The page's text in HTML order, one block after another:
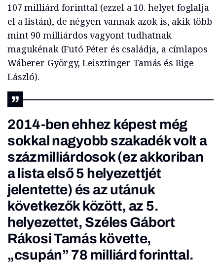
107 milliárd forinttal (ezzel a 10. helyet foglalja
el a listán), de négyen vannak azok is, akik több
mint 90 milliárdos vagyont tudhatnak
magukénak (Futó Péter és családja, a címlapos
Wáberer György, Leisztinger Tamás és Bige
László).
2014-ben ehhez képest még
sokkal nagyobb szakadék volt a
százmilliárdosok (ez akkoriban
a lista első 5 helyezettjét
jelentette) és az utánuk
következők között, az 5.
helyezettet, Széles Gábort
Rákosi Tamás követte,
„csupán” 78 milliárd forinttal.